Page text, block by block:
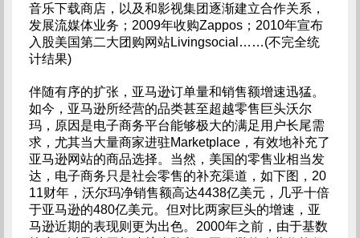
音乐下载商店，以及和影视集团逐渐建立合作关系，
发展流媒体业务；2009年收购Zappos；2010年宣布
入股美国第二大团购网站Livingsocial……(不完全统
计结果)
伴随有序的扩张，亚马逊订单量和销售额增速迅猛。
如今，亚马逊所经营的品类甚至超越零售巨头沃尔
玛，原因是电子商务平台能够极大的满足用户长尾需
求，尤其当大量商家进驻Marketplace，有效地补充了
亚马逊网站的商品选择。当然，美国的零售业相当发
达，电子商务只是社会零售的补充渠道，如下图，20
11财年，沃尔玛净销售额高达4438亿美元，几乎十倍
于亚马逊的480亿美元。但对比两家巨头的增速，亚
马逊近期的表现则更为出色。2000年之前，由于基数